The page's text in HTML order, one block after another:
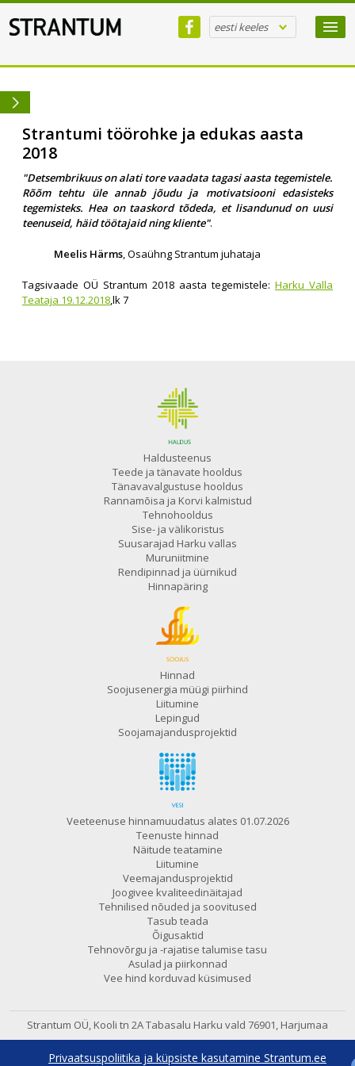
Privaatsuspoliitika ja küpsiste kasutamine Strantum.ee
eesti keeles
Strantumi töörohke ja edukas aasta
2018
"Detsembrikuus on alati tore vaadata tagasi aasta tegemistele.
Rõõm tehtu üle annab jõudu ja motivatsiooni edasisteks
tegemisteks. Hea on taaskord tõdeda, et lisandunud on uusi
teenuseid, häid töötajaid ning kliente".
Meelis Härms, Osaühng Strantum juhataja
Tagsivaade OÜ Strantum 2018 aasta tegemistele: Harku Valla
Teataja 19.12.2018,lk 7
Haldusteenus
Teede ja tänavate hooldus
Tänavavalgustuse hooldus
Rannamõisa ja Korvi kalmistud
Tehnohooldus
Sise- ja välikoristus
Suusarajad Harku vallas
Muruniitmine
Rendipinnad ja üürnikud
Hinnapäring
Hinnad
Soojusenergia müügi piirhind
Liitumine
Lepingud
Soojamajandusprojektid
Veeteenuse hinnamuudatus alates 01.07.2026
Teenuste hinnad
Näitude teatamine
Liitumine
Veemajandusprojektid
Joogivee kvaliteedinäitajad
Tehnilised nõuded ja soovitused
Tasub teada
Õigusaktid
Tehnovõrgu ja -rajatise talumise tasu
Asulad ja piirkonnad
Vee hind korduvad küsimused
Strantum OÜ, Kooli tn 2A Tabasalu Harku vald 76901, Harjumaa